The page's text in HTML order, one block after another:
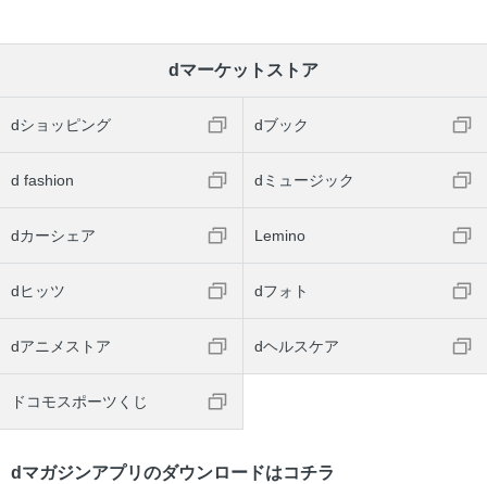
dマーケットストア
dショッピング dブック
d fashion dミュージック
dカーシェア Lemino
dヒッツ dフォト
dアニメストア dヘルスケア
ドコモスポーツくじ
dマガジンアプリのダウンロードはコチラ